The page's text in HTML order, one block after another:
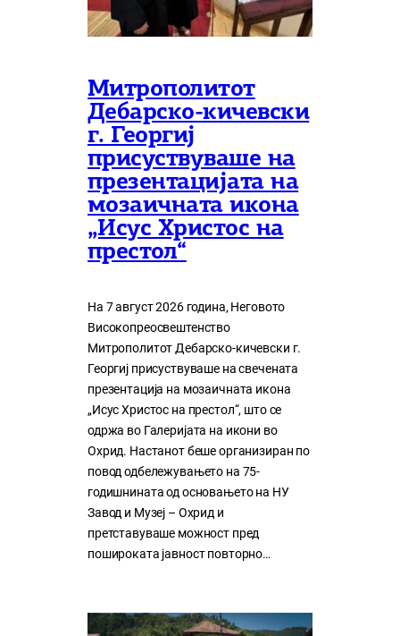
Митрополитот
Дебарско-кичевски
г. Георгиј
присуствуваше на
презентацијата на
мозаичната икона
„Исус Христос на
престол“
На 7 август 2026 година, Неговото
Високопреосвештенство
Митрополитот Дебарско-кичевски г.
Георгиј присуствуваше на свечената
презентација на мозаичната икона
„Исус Христос на престол“, што се
одржа во Галеријата на икони во
Охрид. Настанот беше организиран по
повод одбележувањето на 75-
годишнината од основањето на НУ
Завод и Музеј – Охрид и
претставуваше можност пред
пошироката јавност повторно…